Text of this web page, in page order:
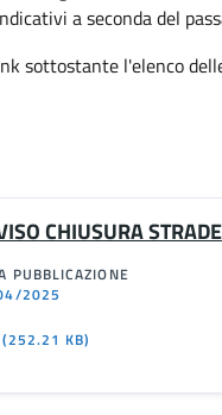
a seconda del
sottostante l'elenco
CHIUSURA STRADE
PUBBLICAZIONE
2025
(252.21 KB)